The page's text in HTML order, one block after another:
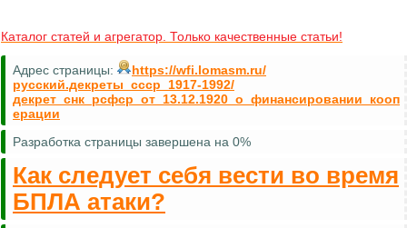
Каталог статей и агрегатор. Только качественные статьи!
Адрес страницы:
https://wfi.lomasm.ru/
русский.декреты_ссср_1917-1992/
декрет_снк_рсфср_от_13.12.1920_о_финансировании_кооп
ерации
Разработка страницы завершена на 0%
Как следует себя вести во время
БПЛА атаки?